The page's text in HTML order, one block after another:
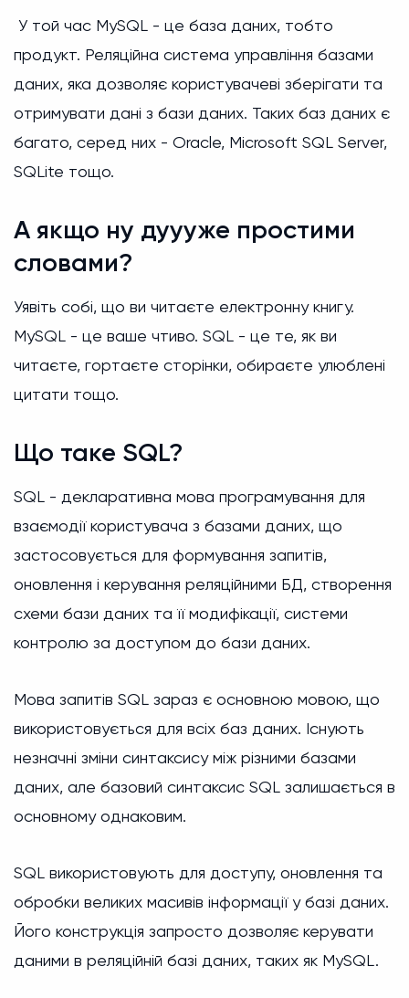
У той час MySQL - це база даних, тобто
продукт. Реляційна система управління базами
даних, яка дозволяє користувачеві зберігати та
отримувати дані з бази даних. Таких баз даних є
багато, серед них - Oracle, Microsoft SQL Server,
SQLite тощо.
А якщо ну дуууже простими
словами?
Уявіть собі, що ви читаєте електронну книгу.
MySQL - це ваше чтиво. SQL - це те, як ви
читаєте, гортаєте сторінки, обираєте улюблені
цитати тощо.
Що таке SQL?
SQL - декларативна мова програмування для
взаємодії користувача з базами даних, що
застосовується для формування запитів,
оновлення і керування реляційними БД, створення
схеми бази даних та її модифікації, системи
контролю за доступом до бази даних.
Мова запитів SQL зараз є основною мовою, що
використовується для всіх баз даних. Існують
незначні зміни синтаксису між різними базами
даних, але базовий синтаксис SQL залишається в
основному однаковим.
SQL використовують для доступу, оновлення та
обробки великих масивів інформації у базі даних.
Його конструкція запросто дозволяє керувати
даними в реляційній базі даних, таких як MySQL.